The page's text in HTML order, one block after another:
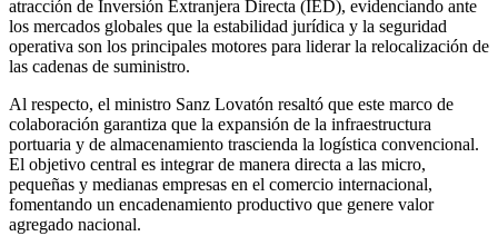
atracción de Inversión Extranjera Directa (IED), evidenciando ante
los mercados globales que la estabilidad jurídica y la seguridad
operativa son los principales motores para liderar la relocalización de
las cadenas de suministro.
Al respecto, el ministro Sanz Lovatón resaltó que este marco de
colaboración garantiza que la expansión de la infraestructura
portuaria y de almacenamiento trascienda la logística convencional.
El objetivo central es integrar de manera directa a las micro,
pequeñas y medianas empresas en el comercio internacional,
fomentando un encadenamiento productivo que genere valor
agregado nacional.